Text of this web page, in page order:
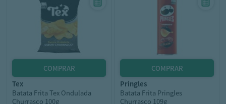
tex
Batata Frita Tex Ondulada
Churrasco 100g
pringles
Batata Frita Pringles
Churrasco 109g